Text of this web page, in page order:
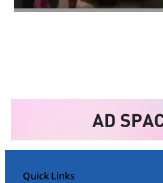
Amit Lekh
Quick Links